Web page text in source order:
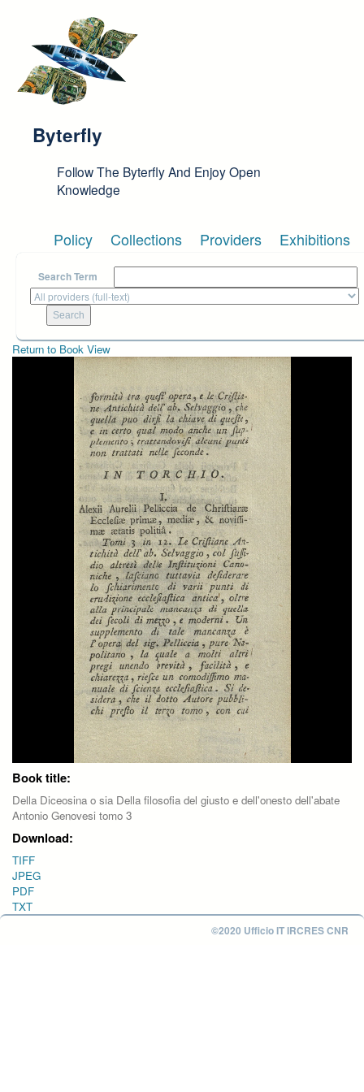
Byterfly
Follow The Byterfly And Enjoy Open
Knowledge
Policy Collections Providers Exhibitions
Search Term
Return to Book View
Book title:
Della Diceosina o sia Della filosofia del giusto e dell'onesto dell'abate
Antonio Genovesi tomo 3
Download:
TIFF
JPEG
PDF
TXT
©2020 Ufficio IT IRCRES CNR